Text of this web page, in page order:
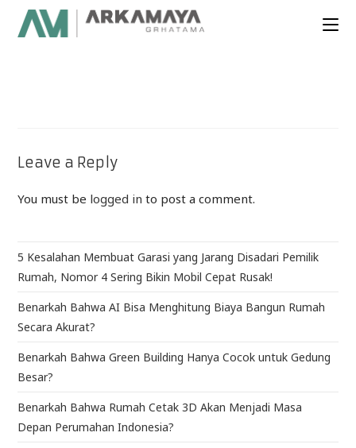
Leave a Reply
You must be logged in to post a comment.
5 Kesalahan Membuat Garasi yang Jarang Disadari Pemilik
Rumah, Nomor 4 Sering Bikin Mobil Cepat Rusak!
Benarkah Bahwa AI Bisa Menghitung Biaya Bangun Rumah
Secara Akurat?
Benarkah Bahwa Green Building Hanya Cocok untuk Gedung
Besar?
Benarkah Bahwa Rumah Cetak 3D Akan Menjadi Masa
Depan Perumahan Indonesia?